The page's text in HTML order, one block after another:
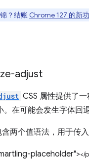
？结账 Chrome 127 的新
adjust
CSS 属性提供了
在可能会发生字体回
两个值语法，用于传入
placeholder"></